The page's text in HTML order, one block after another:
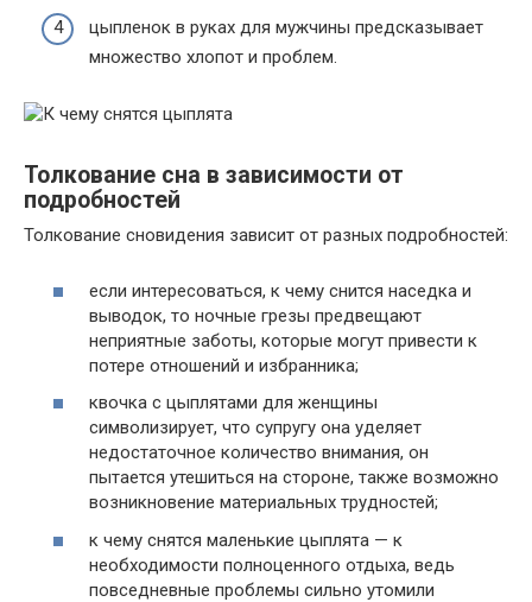
цыпленок в руках для мужчины предсказывает
множество хлопот и проблем.
Толкование сна в зависимости от
подробностей
Толкование сновидения зависит от разных подробностей:
если интересоваться, к чему снится наседка и
выводок, то ночные грезы предвещают
неприятные заботы, которые могут привести к
потере отношений и избранника;
квочка с цыплятами для женщины
символизирует, что супругу она уделяет
недостаточное количество внимания, он
пытается утешиться на стороне, также возможно
возникновение материальных трудностей;
к чему снятся маленькие цыплята — к
необходимости полноценного отдыха, ведь
повседневные проблемы сильно утомили